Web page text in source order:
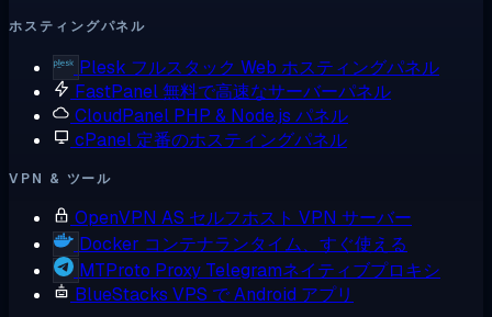
ホスティングパネル
Plesk フルスタック Web ホスティングパネル
FastPanel無料で高速なサーバーパネル
CloudPanel PHP & Node.js パネル
cPanel 定番のホスティングパネル
VPN & ツール
OpenVPN AS セルフホスト VPN サーバー
Docker コンテナランタイム、すぐ使える
MTProto Proxy Telegramネイティブプロキシ
BlueStacks VPS で Android アプリ